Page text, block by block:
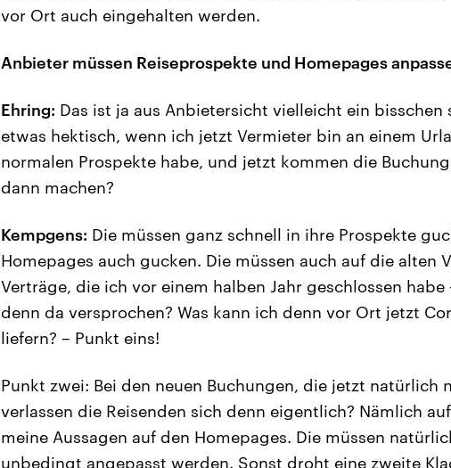
vor Ort auch eingehalten werden.
Anbieter müssen Reiseprospekte und Homepages
Ehring: Das ist ja aus Anbietersicht vielleicht ein
etwas hektisch, wenn ich jetzt Vermieter bin an einem
normalen Prospekte habe, und jetzt kommen die
dann machen?
Kempgens: Die müssen ganz schnell in ihre Prospekte
Homepages auch gucken. Die müssen auch auf die alten
Verträge, die ich vor einem halben Jahr geschlossen
denn da versprochen? Was kann ich denn vor Ort jetzt
liefern? – Punkt eins!
Punkt zwei: Bei den neuen Buchungen, die jetzt natürlich
verlassen die Reisenden sich denn eigentlich? Nämlich
meine Aussagen auf den Homepages. Die müssen
unbedingt angepasst werden. Sonst droht eine zweite